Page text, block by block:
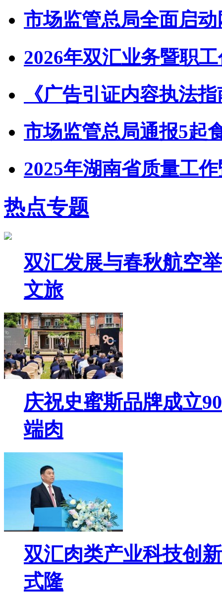
市场监管总局全面启
2026年双汇业务暨职
《广告引证内容执法
市场监管总局通报5起
2025年湖南省质量工
热点专题
双汇发展与春秋航空
文旅
庆祝史蜜斯品牌成立
端肉
双汇肉类产业科技创
式隆